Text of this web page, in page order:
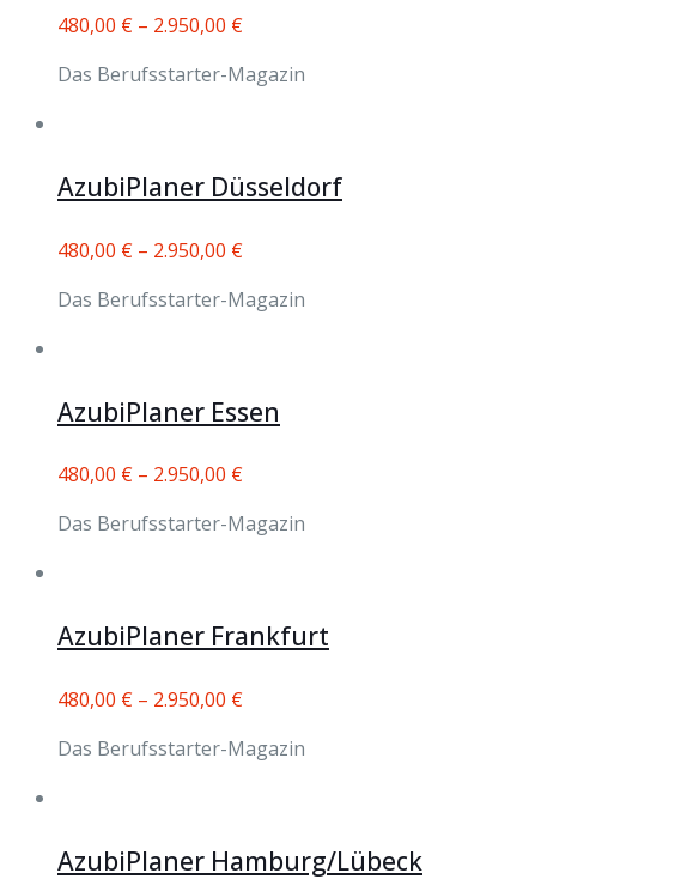
480,00 € – 2.950,00 €
Das Berufsstarter-Magazin
AzubiPlaner Düsseldorf
480,00 € – 2.950,00 €
Das Berufsstarter-Magazin
AzubiPlaner Essen
480,00 € – 2.950,00 €
Das Berufsstarter-Magazin
AzubiPlaner Frankfurt
480,00 € – 2.950,00 €
Das Berufsstarter-Magazin
AzubiPlaner Hamburg/Lübeck